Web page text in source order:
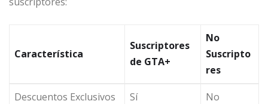
Característica
Suscriptores
de GTA+
No
Suscripto
res
Descuentos Exclusivos Sí
No